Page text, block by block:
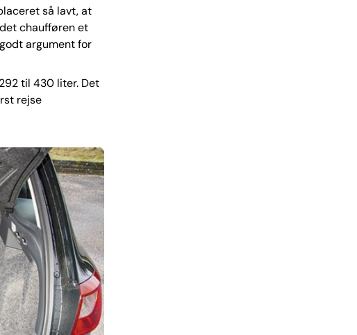
så lavt, at
chaufføren et
argument for
til 430 liter. Det
rejse